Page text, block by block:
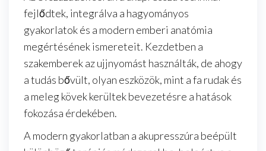
fejlődtek, integrálva a hagyományos
gyakorlatok és a modern emberi anatómia
megértésének ismereteit. Kezdetben a
szakemberek az ujjnyomást használták, de ahogy
a tudás bővült, olyan eszközök, mint a fa rudak és
a meleg kövek kerültek bevezetésre a hatások
fokozása érdekében.
A modern gyakorlatban a akupresszúra beépült